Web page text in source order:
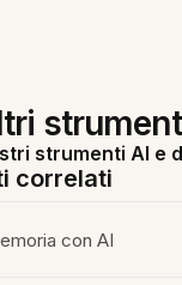
strumenti AI e
correlati
con AI